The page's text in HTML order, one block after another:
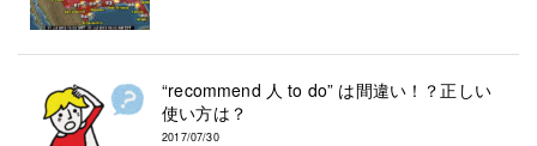
“recommend 人 to do” は間違い！？正しい
使い方は？
2017/07/30